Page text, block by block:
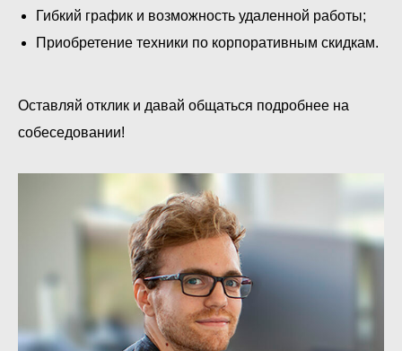
Гибкий график и возможность удаленной работы;
Приобретение техники по корпоративным скидкам.
Оставляй отклик и давай общаться подробнее на
собеседовании!